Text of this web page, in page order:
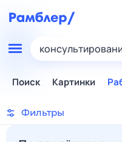
Поиск Картинки
Фильтры